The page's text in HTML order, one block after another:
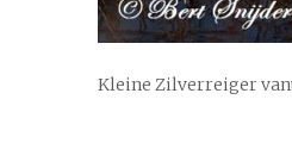
Kleine Zilverreiger